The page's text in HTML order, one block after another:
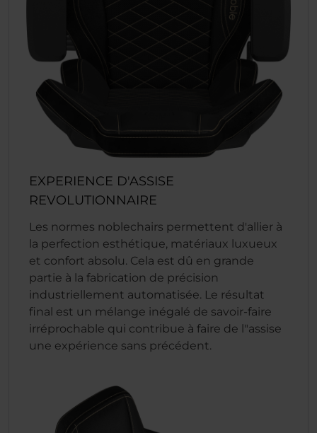
EXPERIENCE D'ASSISE
REVOLUTIONNAIRE
Les normes noblechairs permettent d'allier à
la perfection esthétique, matériaux luxueux
et confort absolu. Cela est dû en grande
partie à la fabrication de précision
industriellement automatisée. Le résultat
final est un mélange inégalé de savoir-faire
irréprochable qui contribue à faire de l"assise
une expérience sans précédent.